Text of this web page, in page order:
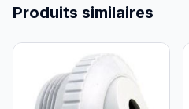
Produits similaires